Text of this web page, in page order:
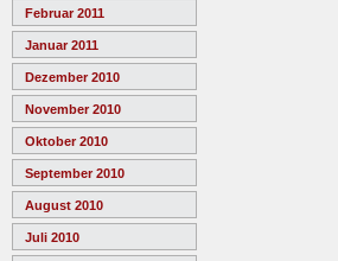
Februar 2011
Januar 2011
Dezember 2010
November 2010
Oktober 2010
September 2010
August 2010
Juli 2010